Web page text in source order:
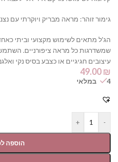
גימור זוהר: מראה מבריק ויוקרתי עם
הג'ל מתאים לשימוש מקצועי וביתי
שמשדרגות כל מראה ציפורניים.
עיצובים חגיגיים או כצבע בסיס נקי
49.00₪
4 במלאי
-
+
הוספה